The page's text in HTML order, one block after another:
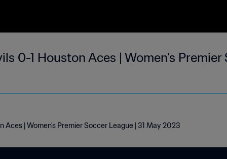
0-1 Houston Aces | Women's Premier
Aces | Women's Premier Soccer League | 31 May 2023